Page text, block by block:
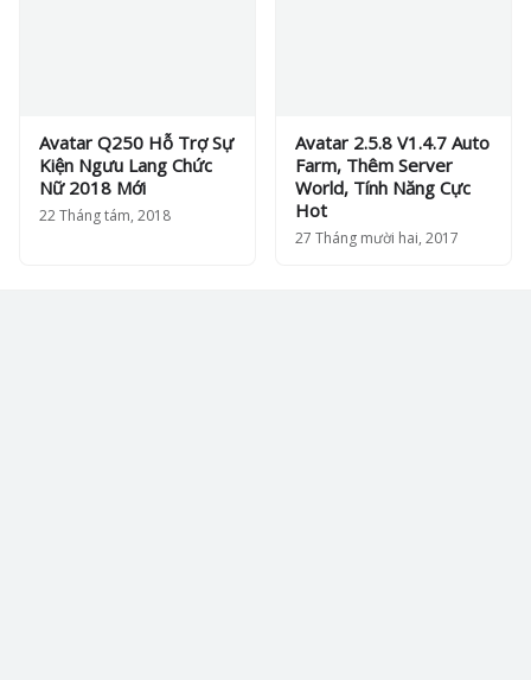
Avatar Q250 Hỗ Trợ Sự
Kiện Ngưu Lang Chức
Nữ 2018 Mới
22 Tháng tám, 2018
Avatar 2.5.8 V1.4.7 Auto
Farm, Thêm Server
World, Tính Năng Cực
Hot
27 Tháng mười hai, 2017